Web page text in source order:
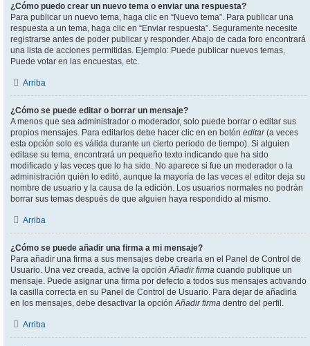
¿Cómo puedo crear un nuevo tema o enviar una respuesta?
Para publicar un nuevo tema, haga clic en “Nuevo tema”. Para publicar una
respuesta a un tema, haga clic en “Enviar respuesta”. Seguramente necesite
registrarse antes de poder publicar y responder. Abajo de cada foro encontrará
una lista de acciones permitidas. Ejemplo: Puede publicar nuevos temas,
Puede votar en las encuestas, etc.
Arriba
¿Cómo se puede editar o borrar un mensaje?
A menos que sea administrador o moderador, solo puede borrar o editar sus
propios mensajes. Para editarlos debe hacer clic en en botón editar(a veces
esta opción solo es válida durante un cierto periodo de tiempo). Si alguien
editase su tema, encontrará un pequeño texto indicando que ha sido
modificado y las veces que lo ha sido. No aparece si fue un moderador o la
administración quién lo editó, aunque la mayoría de las veces el editor deja su
nombre de usuario y la causa de la edición. Los usuarios normales no podrán
borrar sus temas después de que alguien haya respondido al mismo.
Arriba
¿Cómo se puede añadir una firma a mi mensaje?
Para añadir una firma a sus mensajes debe crearla en el Panel de Control de
Usuario. Una vez creada, active la opciónAñadir firma cuando publique un
mensaje. Puede asignar una firma por defecto a todos sus mensajes activando
la casilla correcta en su Panel de Control de Usuario. Para dejar de añadirla
en los mensajes, debe desactivar la opciónAñadir firma dentro del perfil.
Arriba